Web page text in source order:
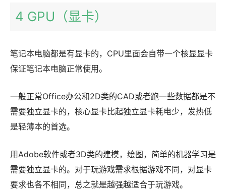
4 GPU（显卡）
笔记本电脑都是有显卡的，CPU里面会自带一个核显显卡
保证笔记本电脑正常使用。
一般正常Office办公和2D类的CAD或者跑一些数据都是不
需要独立显卡的，核心显卡比起独立显卡耗电少，发热低
是轻薄本的首选。
用Adobe软件或者3D类的建模，绘图，简单的机器学习是
需要独立显卡的。对于玩游戏需求根据游戏不同，对显卡
要求也各不相同，总之就是越强越适合于玩游戏。